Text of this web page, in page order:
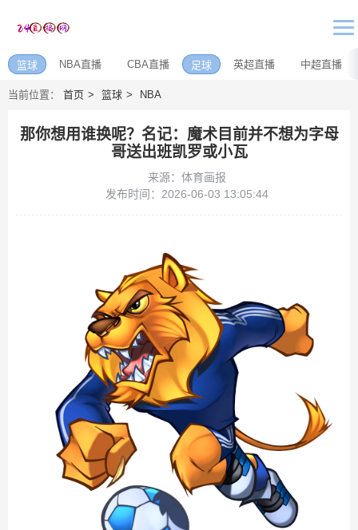
篮球 NBA直播 CBA直播 足球 英超直播 中超直播
当前位置： 首页 篮球 NBA
那你想用谁换呢？名记：魔术目前并不想为字母
哥送出班凯罗或小瓦
来源：体育画报
发布时间：2026-06-03 13:05:44